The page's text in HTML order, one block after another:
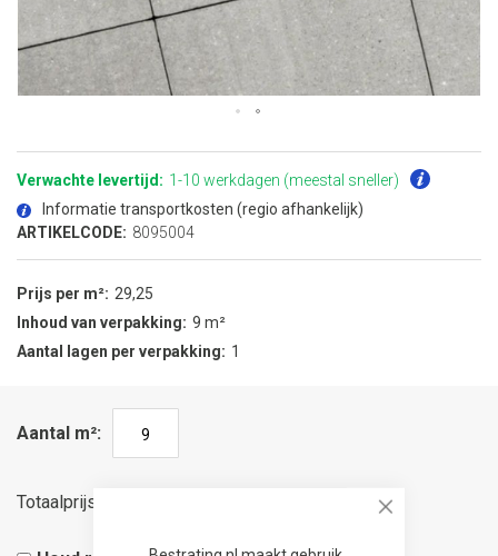
naar
begin
de
afbeeldingen-
Verwachte levertijd: 1-10 werkdagen (meestal sneller)
Informatie transportkosten (regio afhankelijk)
ARTIKELCODE: 8095004
Prijs per m²
29,25
Inhoud van verpakking
9 m²
Aantal lagen per verpakking
1
Aantal m²
Totaalprijs